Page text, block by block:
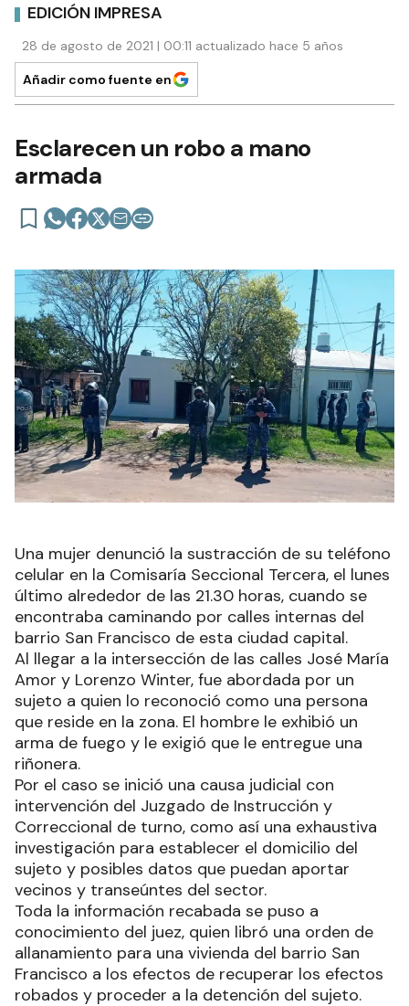
EDICIÓN IMPRESA
28 de agosto de 2021 | 00:11 actualizado hace 5 años
Añadir como fuente en
Esclarecen un robo a mano
armada
Una mujer denunció la sustracción de su teléfono
celular en la Comisaría Seccional Tercera, el lunes
último alrededor de las 21.30 horas, cuando se
encontraba caminando por calles internas del
barrio San Francisco de esta ciudad capital.
Al llegar a la intersección de las calles José María
Amor y Lorenzo Winter, fue abordada por un
sujeto a quien lo reconoció como una persona
que reside en la zona. El hombre le exhibió un
arma de fuego y le exigió que le entregue una
riñonera.
Por el caso se inició una causa judicial con
intervención del Juzgado de Instrucción y
Correccional de turno, como así una exhaustiva
investigación para establecer el domicilio del
sujeto y posibles datos que puedan aportar
vecinos y transeúntes del sector.
Toda la información recabada se puso a
conocimiento del juez, quien libró una orden de
allanamiento para una vivienda del barrio San
Francisco a los efectos de recuperar los efectos
robados y proceder a la detención del sujeto.